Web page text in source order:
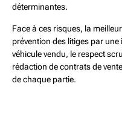
déterminantes.
Face à ces risques, la
prévention des litiges par
véhicule vendu, le respect
rédaction de contrats de
de chaque partie.